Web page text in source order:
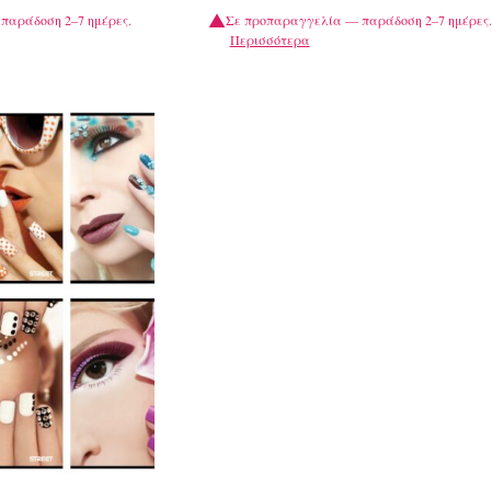
2–7 ημέρες.
Σε προπαραγγελία — παράδοση 2–7 ημέρες.
Περισσότερα